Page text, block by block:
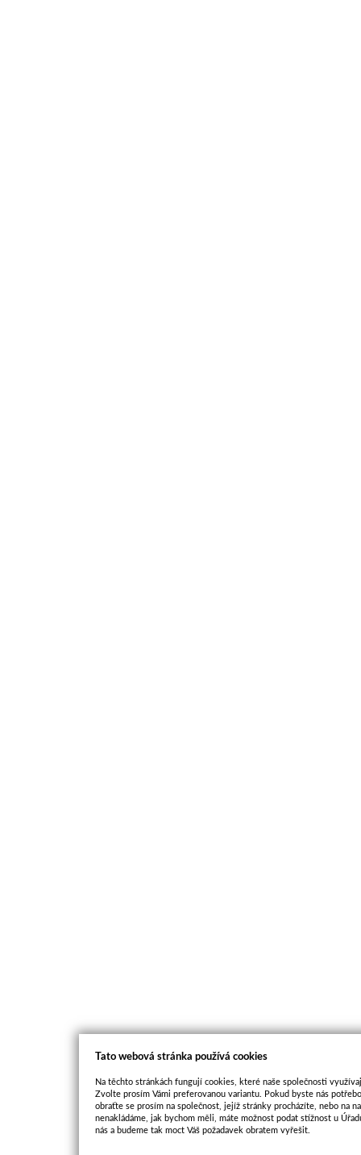
Tato webová stránka používá cookies
Na těchto stránkách fungují cookies, které naše společnosti
Zvolte prosím Vámi preferovanou variantu. Pokud byste nás
obraťte se prosím na společnost, jejíž stránky procházíte, nebo na
nenakládáme, jak bychom měli, máte možnost podat stížnost u
nás a budeme tak moct Váš požadavek obratem vyřešit.